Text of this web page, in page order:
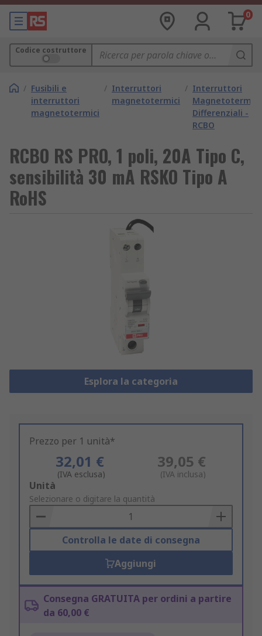
0
Codice costruttore
/ Fusibili e
interruttori
magnetotermici
/ Interruttori
magnetotermici
/ Interruttori
Magnetotermici
Differenziali -
RCBO
RCBO RS PRO, 1 poli, 20A Tipo C,
sensibilità 30 mA RSKO Tipo A
RoHS
Esplora la categoria
Prezzo per 1 unità*
32,01 €
(IVA esclusa)
39,05 €
(IVA inclusa)
Add
to
Basket
Unità
Selezionare o digitare la quantità
Controlla le date di consegna
Aggiungi
Consegna GRATUITA per ordini a partire
da 60,00 €